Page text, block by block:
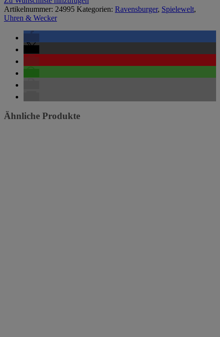
Artikelnummer: 24995 Kategorien: Ravensburger, Spielewelt,
Uhren & Wecker
Ähnliche Produkte